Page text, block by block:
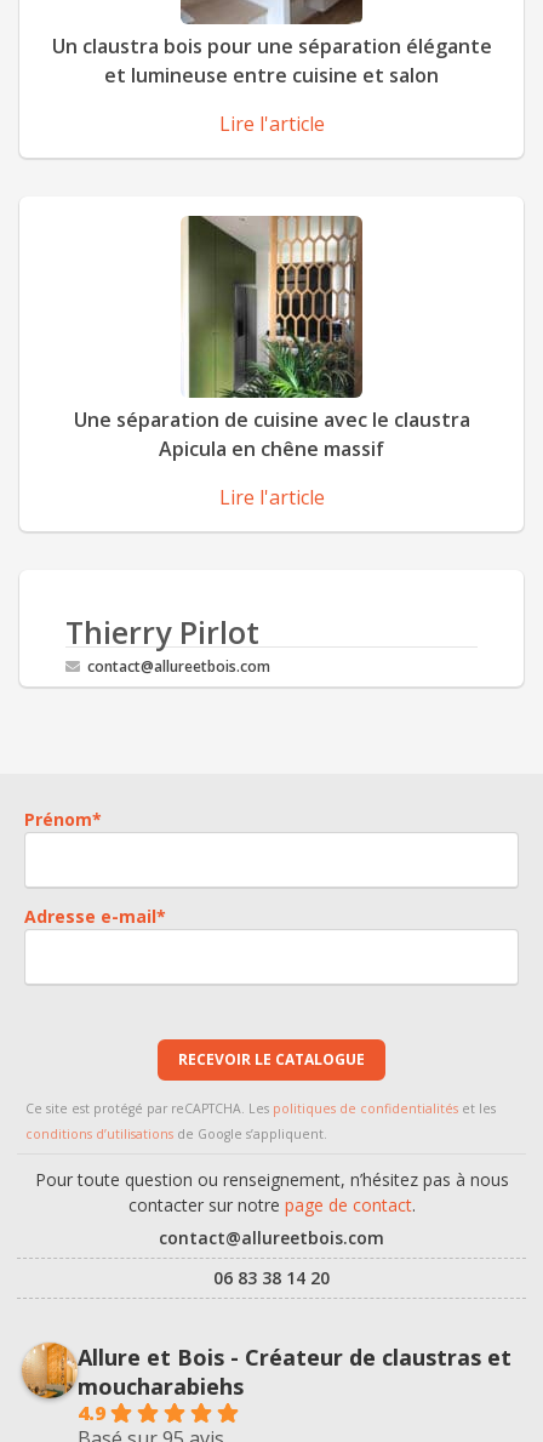
Un claustra bois pour une séparation élégante
et lumineuse entre cuisine et salon
Lire l'article
Une séparation de cuisine avec le claustra
Apicula en chêne massif
Lire l'article
Thierry Pirlot
contact@allureetbois.com
Prénom*
Adresse e-mail*
RECEVOIR LE CATALOGUE
Ce site est protégé par reCAPTCHA. Les politiques de confidentialités et les
conditions d’utilisations de Google s’appliquent.
Pour toute question ou renseignement, n’hésitez pas à nous
contacter sur notre page de contact.
contact@allureetbois.com
06 83 38 14 20
Allure et Bois - Créateur de claustras et
moucharabiehs
4.9